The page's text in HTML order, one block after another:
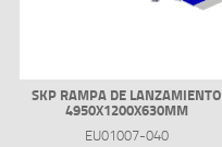
SKP RAMPA DE LANZAMIENTO
4950X1200X630MM
EU01007-040